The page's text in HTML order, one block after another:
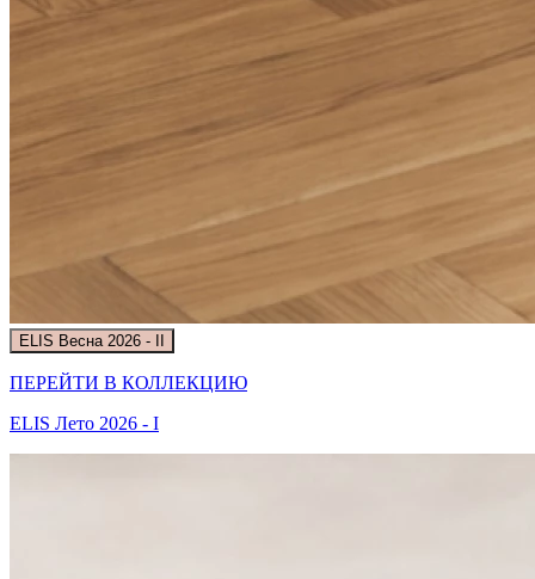
ELIS Весна 2026 - II
ПЕРЕЙТИ В КОЛЛЕКЦИЮ
ELIS Лето 2026 - I